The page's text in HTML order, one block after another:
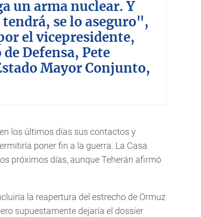
un arma nuclear. Y
se lo aseguro",
el vicepresidente,
Defensa, Pete
Mayor Conjunto,
los últimos días sus contactos y
poner fin a la guerra. La Casa
próximos días, aunque Teherán afirmó
la reapertura del estrecho de Ormuz
supuestamente dejaría el dossier